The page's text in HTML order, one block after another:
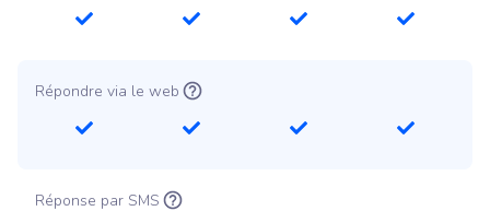
Répondre via le web
Réponse par SMS